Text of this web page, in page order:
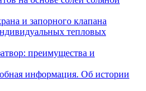
и запорного клапана
тепловых
преимущества и
информация. Об истории